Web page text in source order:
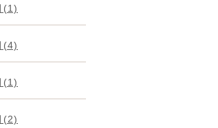
(1)
(4)
(1)
(2)